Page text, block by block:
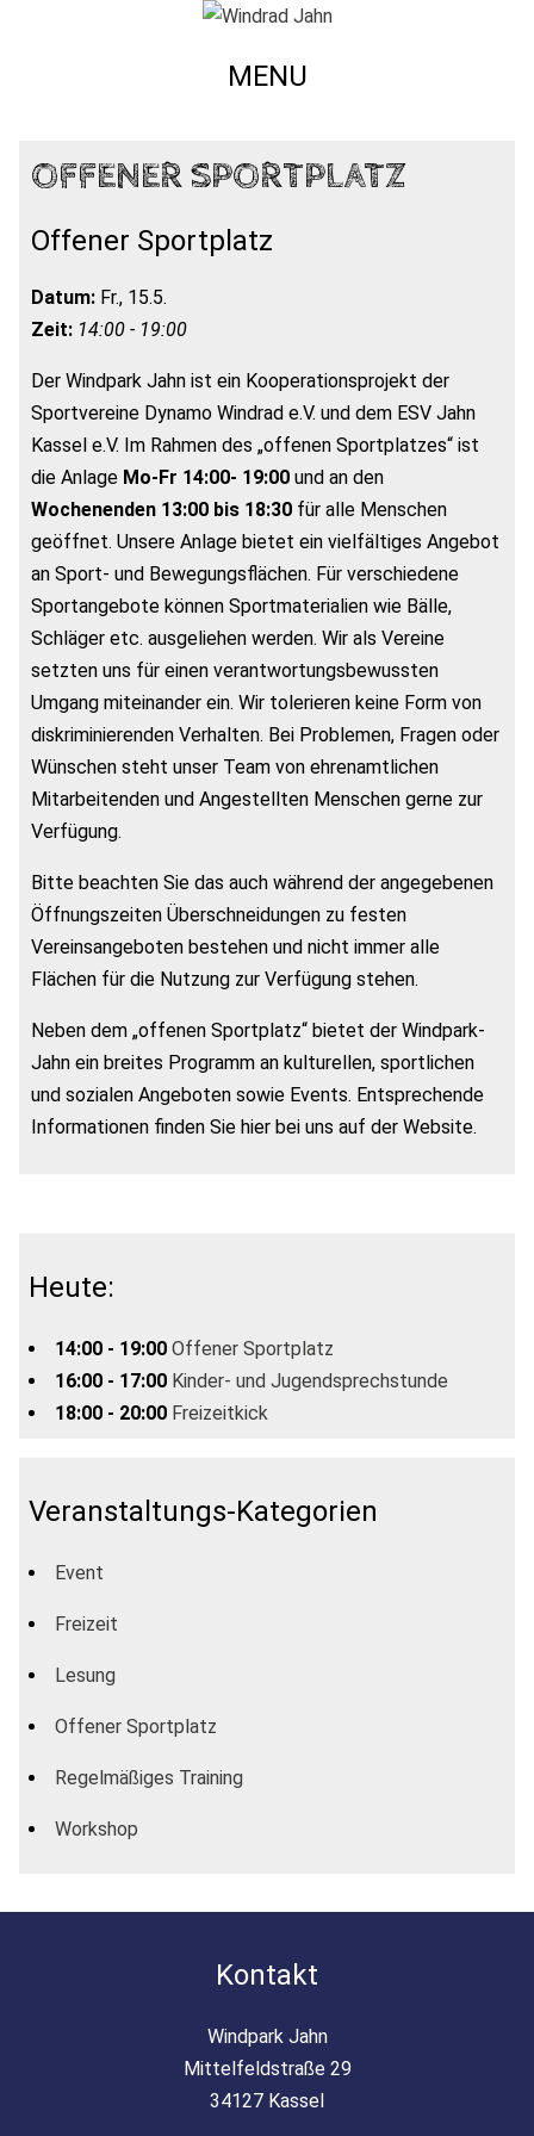
MENU
OFFENER SPORTPLATZ
Offener Sportplatz
Datum: Fr., 15.5.
Zeit: 14:00 - 19:00
Der Windpark Jahn ist ein Kooperationsprojekt der
Sportvereine Dynamo Windrad e.V. und dem ESV Jahn
Kassel e.V. Im Rahmen des „offenen Sportplatzes“ ist
die Anlage Mo-Fr 14:00- 19:00 und an den
Wochenenden 13:00 bis 18:30 für alle Menschen
geöffnet. Unsere Anlage bietet ein vielfältiges Angebot
an Sport- und Bewegungsflächen. Für verschiedene
Sportangebote können Sportmaterialien wie Bälle,
Schläger etc. ausgeliehen werden. Wir als Vereine
setzten uns für einen verantwortungsbewussten
Umgang miteinander ein. Wir tolerieren keine Form von
diskriminierenden Verhalten. Bei Problemen, Fragen oder
Wünschen steht unser Team von ehrenamtlichen
Mitarbeitenden und Angestellten Menschen gerne zur
Verfügung.
Bitte beachten Sie das auch während der angegebenen
Öffnungszeiten Überschneidungen zu festen
Vereinsangeboten bestehen und nicht immer alle
Flächen für die Nutzung zur Verfügung stehen.
Neben dem „offenen Sportplatz“ bietet der Windpark-
Jahn ein breites Programm an kulturellen, sportlichen
und sozialen Angeboten sowie Events. Entsprechende
Informationen finden Sie hier bei uns auf der Website.
Heute:
14:00 - 19:00 Offener Sportplatz
16:00 - 17:00 Kinder- und Jugendsprechstunde
18:00 - 20:00 Freizeitkick
Veranstaltungs-Kategorien
Event
Freizeit
Lesung
Offener Sportplatz
Regelmäßiges Training
Workshop
Kontakt
Windpark Jahn
Mittelfeldstraße 29
34127 Kassel